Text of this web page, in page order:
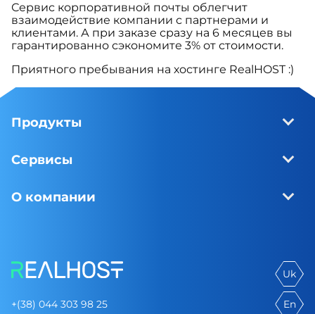
Сервис корпоративной почты облегчит
взаимодействие компании с партнерами и
клиентами. А при заказе сразу на 6 месяцев вы
гарантированно сэкономите 3% от стоимости.
Приятного пребывания на хостинге RealHOST :)
Продукты
Сервисы
О компании
+(38) 044 303 98 25
Uk
En